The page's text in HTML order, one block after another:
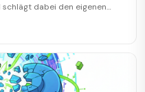
dabei den eigenen